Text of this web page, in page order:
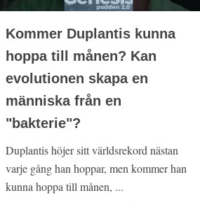
Kommer Duplantis kunna
hoppa till månen? Kan
evolutionen skapa en
människa från en
"bakterie"?
Duplantis höjer sitt världsrekord nästan
varje gång han hoppar, men kommer han
kunna hoppa till månen, ...